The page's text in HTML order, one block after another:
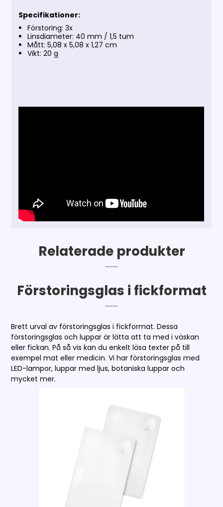
Specifikationer:
Förstoring: 3x
Linsdiameter: 40 mm / 1,5 tum
Mått: 5,08 x 5,08 x 1,27 cm
Vikt: 20 g
Relaterade produkter
Förstoringsglas i fickformat
Brett urval av förstoringsglas i fickformat. Dessa
förstoringsglas och luppar är lätta att ta med i väskan
eller fickan. På så vis kan du enkelt läsa texter på till
exempel mat eller medicin. Vi har förstoringsglas med
LED-lampor, luppar med ljus, botaniska luppar och
mycket mer.